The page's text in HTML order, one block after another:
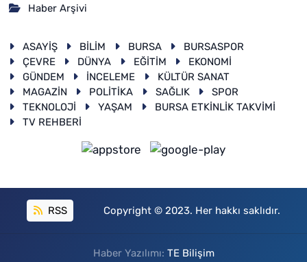
Haber Arşivi
ASAYİŞ BİLİM BURSA
BURSASPOR
ÇEVRE
DÜNYA EĞİTİM
EKONOMİ
GÜNDEM
İNCELEME
KÜLTÜR SANAT
MAGAZİN
POLİTİKA SAĞLIK
SPOR
TEKNOLOJİ
YAŞAM
BURSA ETKİNLİK TAKVİMİ
TV REHBERİ
RSS Copyright © 2023. Her hakkı saklıdır.
Haber Yazılımı: TE Bilişim